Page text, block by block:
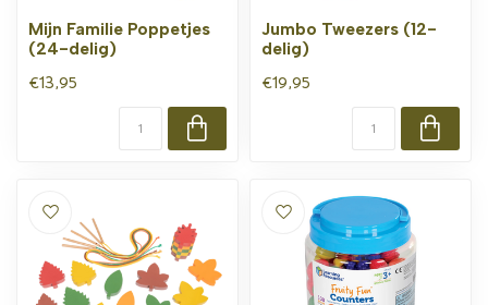
Mijn Familie Poppetjes
(24-delig)
€13,95
Jumbo Tweezers (12-
delig)
€19,95